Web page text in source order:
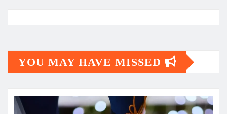
YOU MAY HAVE MISSED